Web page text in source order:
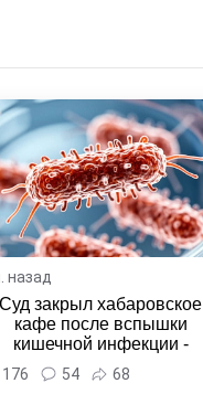
назад
Суд закрыл хабаровское
кафе после вспышки
кишечной инфекции -
Новости Хабаровска и
Хабаровского края
176 54 68